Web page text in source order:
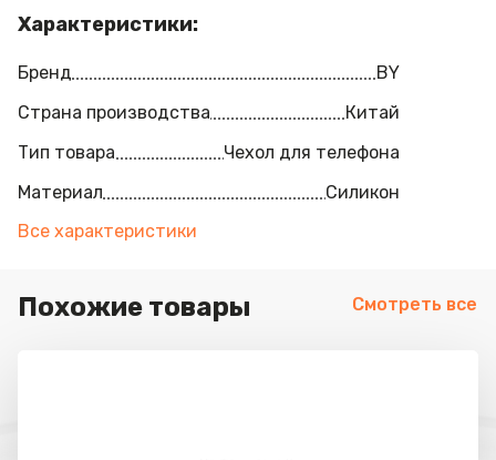
Характеристики:
Бренд
BY
Страна производства
Китай
Тип товара
Чехол для телефона
Материал
Силикон
Все характеристики
Похожие товары Смотреть все